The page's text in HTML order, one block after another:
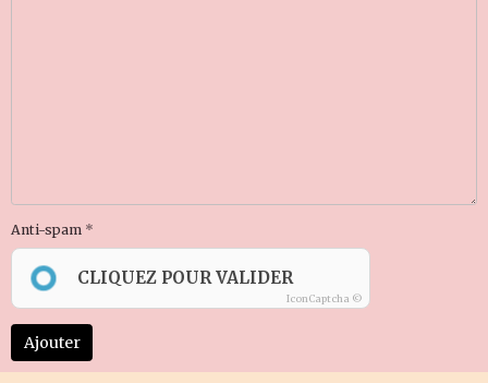
Anti-spam
CLIQUEZ POUR VALIDER
IconCaptcha ©
Ajouter